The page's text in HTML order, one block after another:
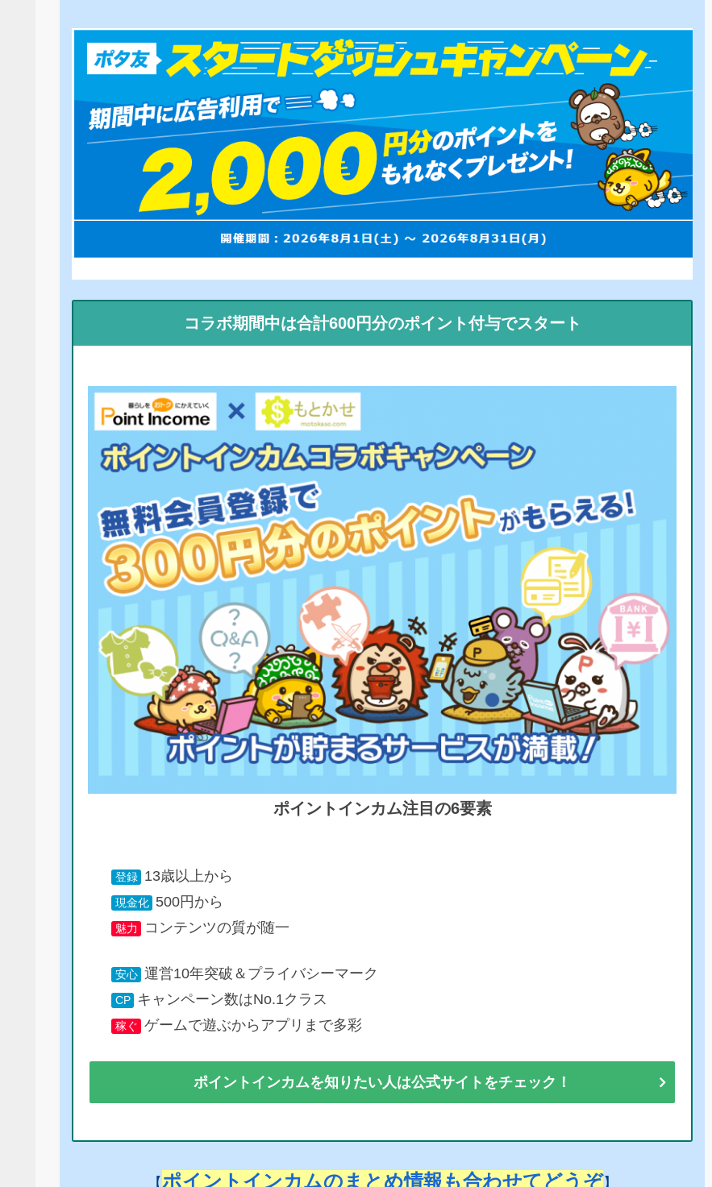
コラボ期間中は合計600円分のポイント付与でスタート
ポイントインカム注目の6要素
登録 13歳以上から
現金化 500円から
魅力 コンテンツの質が随一
安心 運営10年突破＆プライバシーマーク
CP キャンペーン数はNo.1クラス
稼ぐ ゲームで遊ぶからアプリまで多彩
ポイントインカムを知りたい人は公式サイトをチェック！
【ポイントインカムのまとめ情報も合わせてどうぞ】